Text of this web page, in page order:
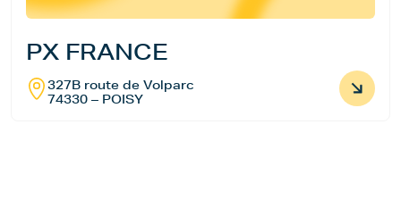
PX FRANCE
327B route de Volparc
74330 – POISY